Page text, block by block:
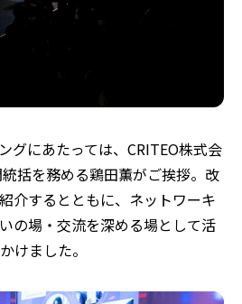
グにあたっては、CRITEO株式会
括を務める鶏田薫がご挨拶。改
介するとともに、ネットワーキ
の場・交流を深める場として活
けました。